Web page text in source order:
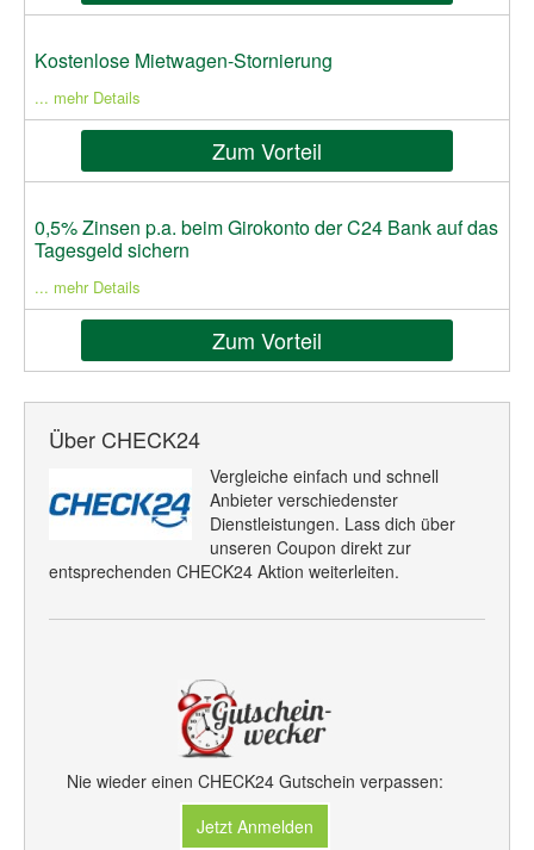
Kostenlose Mietwagen-Stornierung
... mehr Details
Zum Vorteil
0,5% Zinsen p.a. beim Girokonto der C24 Bank auf das
Tagesgeld sichern
... mehr Details
Zum Vorteil
Über CHECK24
Vergleiche einfach und schnell
Anbieter verschiedenster
Dienstleistungen. Lass dich über
unseren Coupon direkt zur
entsprechenden CHECK24 Aktion weiterleiten.
Nie wieder einen CHECK24 Gutschein verpassen:
Jetzt Anmelden